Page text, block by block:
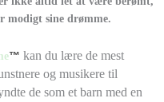
modigt sine drømme.
™ kan du lære de mest
og musikere til
de som et barn med en